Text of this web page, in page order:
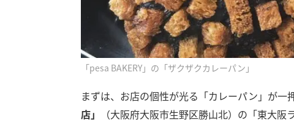
「pesa BAKERY」の「ザクザクカレーパン」
まずは、お店の個性が光る「カレーパン」が一
店」
（大阪府大阪市生野区勝山北）の「東大